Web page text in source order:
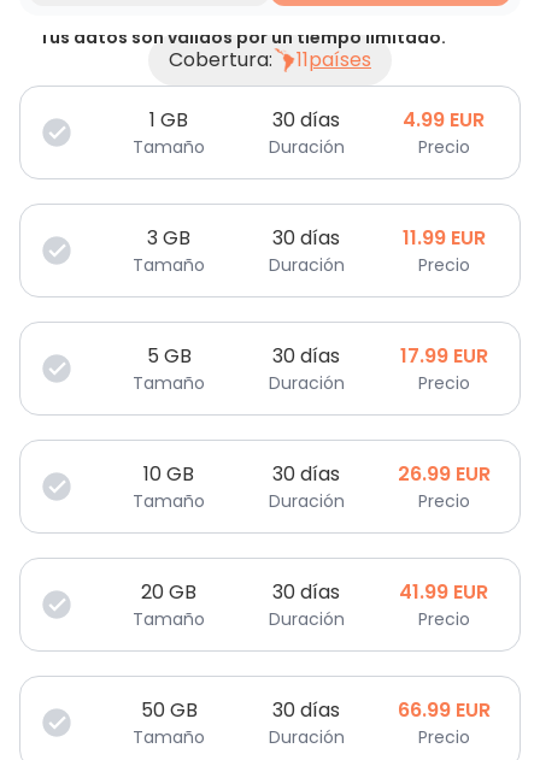
Tus datos son válidos por un tiempo limitado.
Cobertura: 11países
1 GB
Tamaño
30 días
Duración
4.99 EUR
Precio
3GB
Tamaño
30 días
Duración
11.99 EUR
Precio
5 GB
Tamaño
30 días
Duración
17.99 EUR
Precio
10GB
Tamaño
30 días
Duración
26.99 EUR
Precio
20GB
Tamaño
30 días
Duración
41.99 EUR
Precio
50GB
Tamaño
30 días
Duración
66.99 EUR
Precio